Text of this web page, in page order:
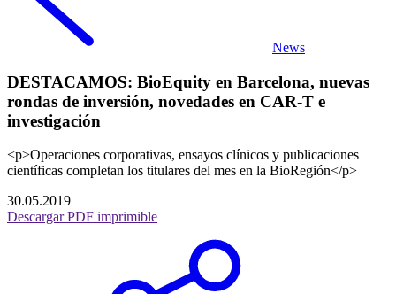
News
DESTACAMOS: BioEquity en Barcelona, nuevas
rondas de inversión, novedades en CAR-T e
investigación
<p>Operaciones corporativas, ensayos clínicos y publicaciones
científicas completan los titulares del mes en la BioRegión</p>
30.05.2019
Descargar PDF imprimible